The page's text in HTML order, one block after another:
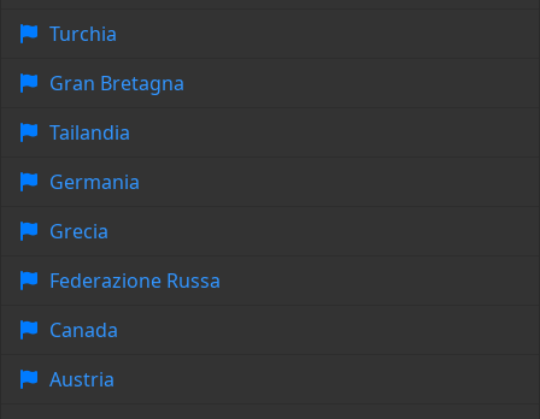
Turchia
Gran Bretagna
Tailandia
Germania
Grecia
Federazione Russa
Canada
Austria